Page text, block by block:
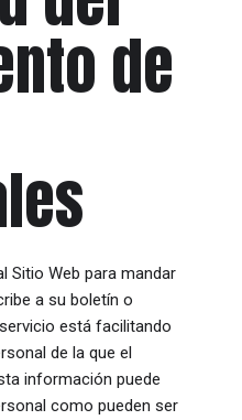
de
Sitio Web para mandar
a su boletín o
está facilitando
de la que el
información puede
como pueden ser